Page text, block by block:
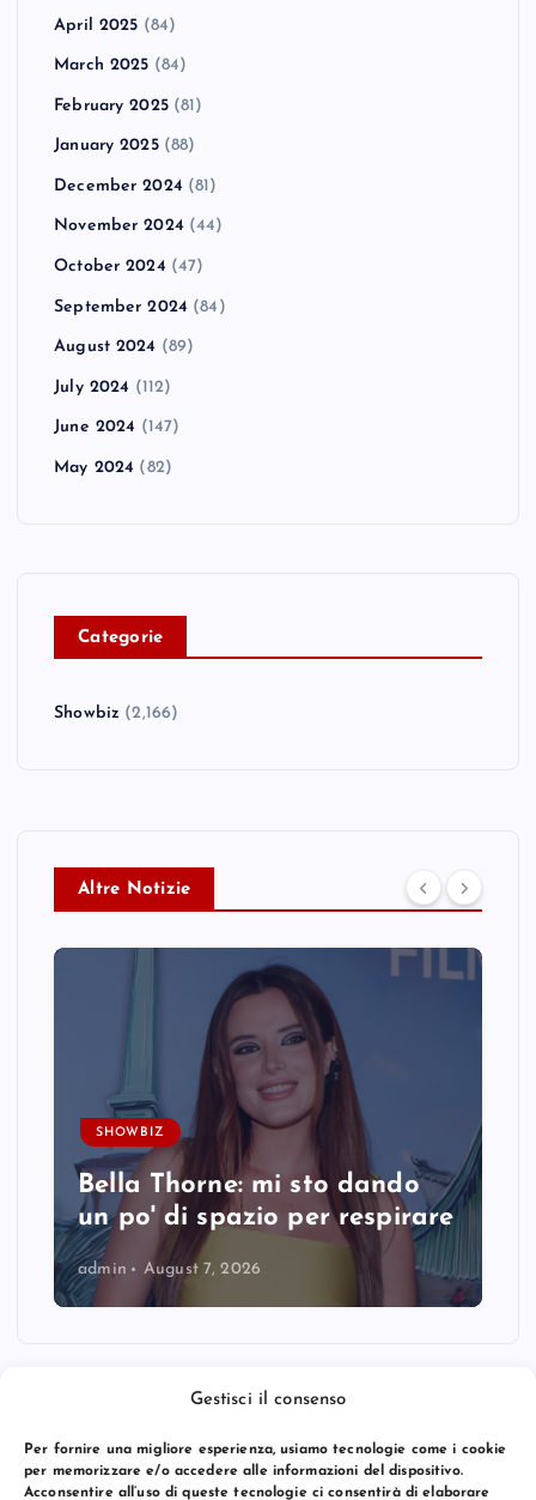
Gestisci il consenso
Per fornire una migliore esperienza, usiamo tecnologie come i cookie
per memorizzare e/o accedere alle informazioni del dispositivo.
Acconsentire all’uso di queste tecnologie ci consentirà di elaborare
April 2025 (84)
March 2025 (84)
February 2025(81)
January 2025(88)
December 2024 (81)
November 2024 (44)
October 2024 (47)
September 2024 (84)
August 2024 (89)
July 2024 (112)
June 2024 (147)
May 2024 (82)
Categorie
Showbiz (2,166)
Altre Notizie
SHOWBIZ
Bella Thorne: mi sto dando
un po' di spazio per respirare
admin August 7, 2026